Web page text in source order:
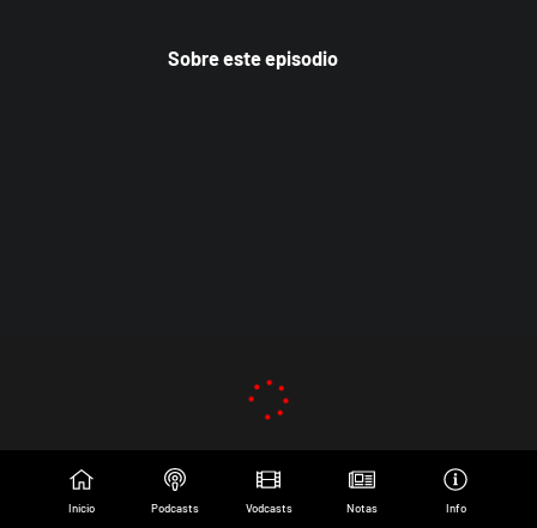
Sobre este episodio
Inicio Podcasts Vodcasts Notas Info